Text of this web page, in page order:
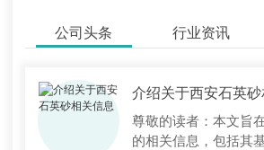
公司头条 行业资讯
尊敬的读者：本文旨
的相关信息，包括其